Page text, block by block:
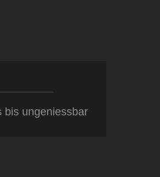
bis ungeniessbar